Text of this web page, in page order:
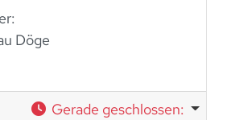
Döge
Gerade geschlossen: